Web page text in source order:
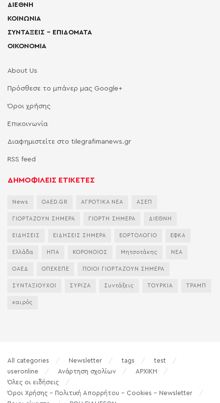
ΔΙΕΘΝΗ
ΚΟΙΝΩΝΙΑ
ΣΥΝΤΑΞΕΙΣ – ΕΠΙΔΟΜΑΤΑ
ΟΙΚΟΝΟΜΙΑ
About Us
Πρόσθεσε το μπάνερ μας Google+
Όροι χρήσης
Επικοινωνία
Διαφημιστείτε στο tilegrafimanews.gr
RSS feed
ΔΗΜΟΦΙΛΕΙΣ ΕΤΙΚΕΤΕΣ
News OAED.GR ΑΓΡΟΤΙΚΑ ΝΕΑ ΑΣΕΠ
ΓΙΟΡΤΑΖΟΥΝ ΣΗΜΕΡΑ ΓΙΟΡΤΗ ΣΗΜΕΡΑ ΔΙΕΘΝΗ
ΕΙΔΗΣΕΙΣ ΕΙΔΗΣΕΙΣ ΣΗΜΕΡΑ ΕΟΡΤΟΛΟΓΙΟ ΕΦΚΑ
Ελλάδα ΗΠΑ ΚΟΡΟΝΟΙΟΣ Μητσοτάκης ΝΕΑ
ΟΑΕΔ ΟΠΕΚΕΠΕ ΠΟΙΟΙ ΓΙΟΡΤΑΖΟΥΝ ΣΗΜΕΡΑ
ΣΥΝΤΑΞΙΟΥΧΟΙ ΣΥΡΙΖΑ Συντάξεις ΤΟΥΡΚΙΑ ΤΡΑΜΠ
καιρός
All categories Newsletter tags
test
useronline
Ανάρτηση σχολίων
ΑΡΧΙΚΗ
Όλες οι ειδήσεις
Όροι Χρήσης – Πολιτική Απορρήτου – Cookies – Newsletter